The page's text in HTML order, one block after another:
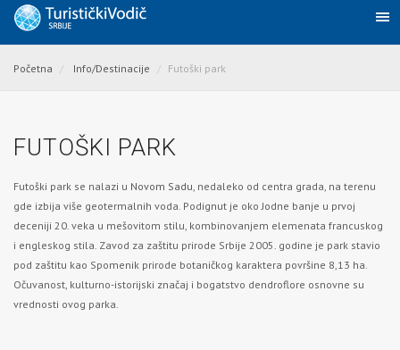
Početna Info/Destinacije Futoški park
FUTOŠKI PARK
Futoški park se nalazi u Novom Sadu, nedaleko od centra grada, na terenu
gde izbija više geotermalnih voda. Podignut je oko Jodne banje u prvoj
deceniji 20. veka u mešovitom stilu, kombinovanjem elemenata francuskog
i engleskog stila. Zavod za zaštitu prirode Srbije 2005. godine je park stavio
pod zaštitu kao Spomenik prirode botaničkog karaktera površine 8,13 ha.
Očuvanost, kulturno-istorijski značaj i bogatstvo dendroflore osnovne su
vrednosti ovog parka.